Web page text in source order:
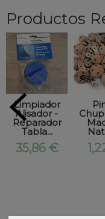
Productos
Limpiador
Alisador -
Reparador
Tabla...
35,86 €